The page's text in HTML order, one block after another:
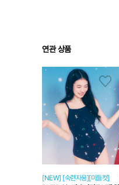
연관 상품
[NEW] [숙련자용][미들컷]